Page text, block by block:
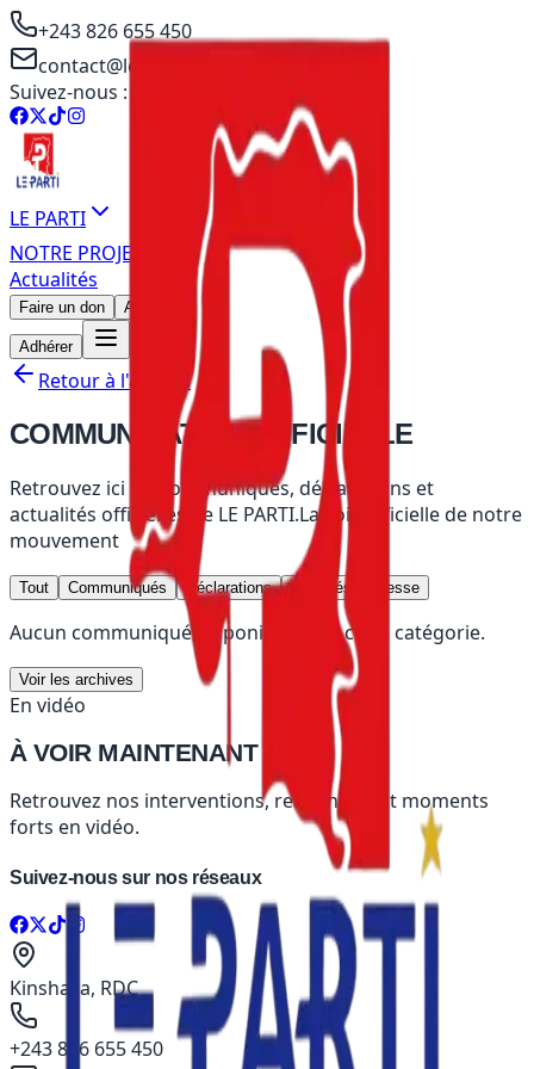
+243 826 655 450
contact@leparti.org
Suivez-nous :
LE PARTI
NOTRE PROJET
Actualités
Faire un don Adhérer
Adhérer
Retour à l'accueil
COMMUNICATIONOFFICIELLE
Retrouvez ici les communiqués, déclarations et
actualités officielles de LE PARTI.La voix officielle de notre
mouvement
Tout Communiqués Déclarations Activités Presse
Aucun communiqué disponible dans cette catégorie.
Voir les archives
En vidéo
À VOIR MAINTENANT
Retrouvez nos interventions, rencontres et moments
forts en vidéo.
Suivez-nous sur nos réseaux
Kinshasa, RDC
+243 826 655 450